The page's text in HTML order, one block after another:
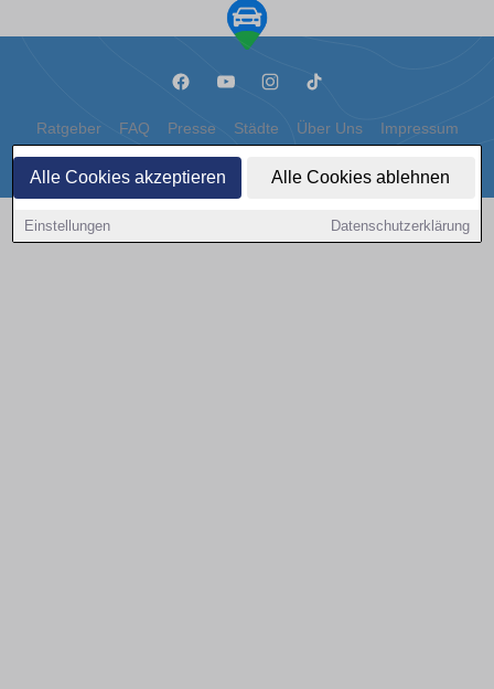
Alle Cookies akzeptieren Alle Cookies ablehnen
Einstellungen Datenschutzerklärung
Ratgeber FAQ Presse Städte Über Uns Impressum
Datenschutz Cookies
Copyright © 2000 - 2026 | 1A Infosysteme GmbH | Content by: 1a-sites-autos